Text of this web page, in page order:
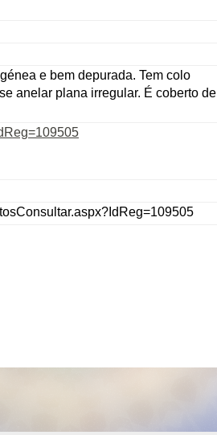
e bem depurada. Tem colo
anelar plana irregular. É coberto de